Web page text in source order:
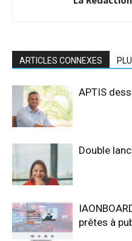
ARTICLES CONNEXES
APTIS
Double
prêtes à